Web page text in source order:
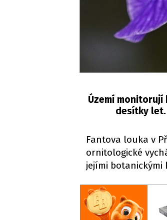
Území monitorují
desítky let.
Fantova louka v
ornitologické
jejími botanickými